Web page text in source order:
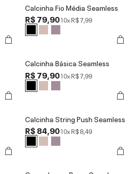
Calcinha Fio Média Seamless
R$ 79,9010xR$ 7,99
Calcinha Básica Seamless
R$ 79,9010xR$ 7,99
Calcinha String Push Seamless
R$ 84,9010xR$ 8,49